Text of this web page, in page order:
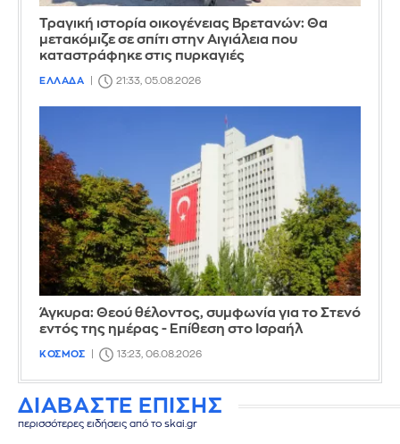
Τραγική ιστορία οικογένειας Βρετανών: Θα
μετακόμιζε σε σπίτι στην Αιγιάλεια που
καταστράφηκε στις πυρκαγιές
ΕΛΛΑΔΑ 21:33, 05.08.2026
Άγκυρα: Θεού θέλοντος, συμφωνία για το Στενό
εντός της ημέρας - Επίθεση στο Ισραήλ
ΚΟΣΜΟΣ 13:23, 06.08.2026
ΔΙΑΒΑΣΤΕ ΕΠΙΣΗΣ
περισσότερες ειδήσεις από το skai.gr